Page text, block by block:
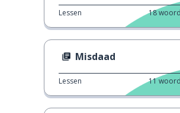
Lessen 18
Misdaad
Lessen 11